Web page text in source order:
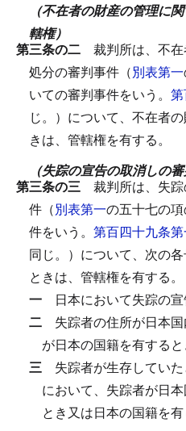
（不在者の財産の管理に
轄権）
第三条の二 裁判所は、不
処分の審判事件（別表第一
いての審判事件をいう。
じ。）について、不在者
きは、管轄権を有する。
（失踪の宣告の取消しの
第三条の三 裁判所は、失
件（別表第一の五十七の
件をいう。 第百四十九条
同じ。）について、次の
ときは、管轄権を有する。
一 日本において失踪の
二 失踪者の住所が日本
が日本の国籍を有すると
三 失踪者が生存してい
において、失踪者が日
とき又は日本の国籍を有